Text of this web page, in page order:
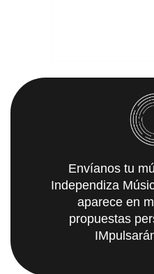
Envíanos tu
Independiza
aparece en
propuestas